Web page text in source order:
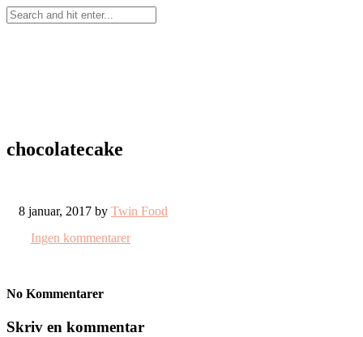
chocolatecake
8 januar, 2017 by Twin Food
Ingen kommentarer
No Kommentarer
Skriv en kommentar